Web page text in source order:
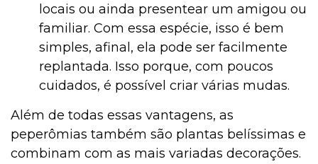
locais ou ainda presentear um amigou ou
familiar. Com essa espécie, isso é bem
simples, afinal, ela pode ser facilmente
replantada. Isso porque, com poucos
cuidados, é possível criar várias mudas.
Além de todas essas vantagens, as
peperômias também são plantas belíssimas e
combinam com as mais variadas decorações.